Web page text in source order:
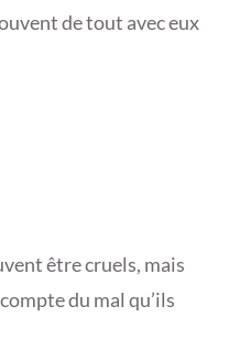
de tout avec eux
être cruels, mais
du mal qu’ils